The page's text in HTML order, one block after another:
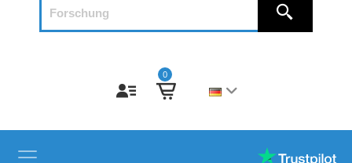
0